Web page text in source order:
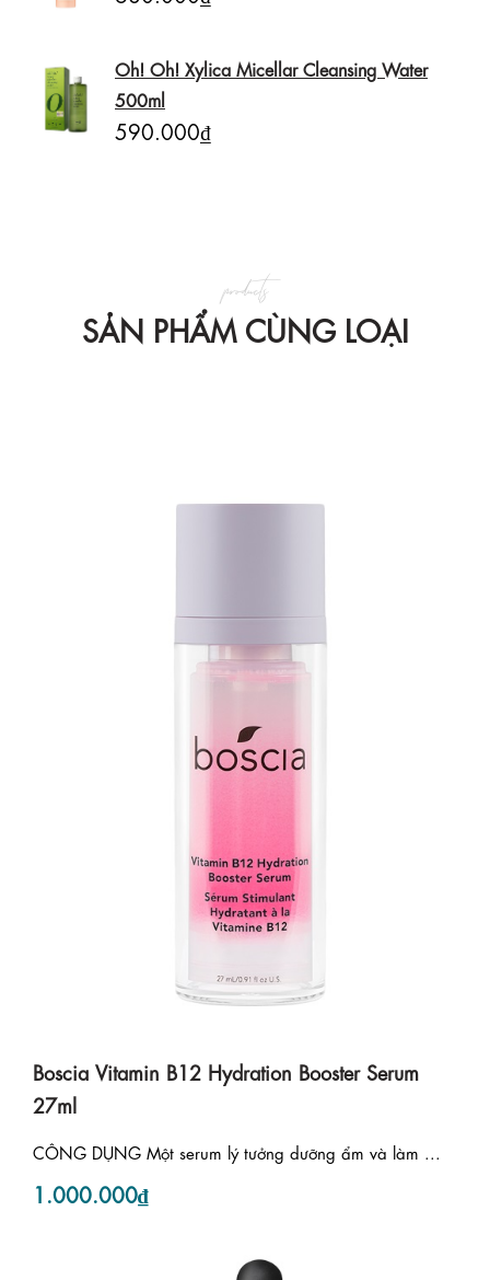
Oh! Oh! Xylica Micellar Cleansing Water
500ml
590.000₫
SẢN PHẨM CÙNG LOẠI
products
Boscia Vitamin B12 Hydration Booster Serum
27ml
CÔNG DỤNG Một serum lý tưởng dưỡng ẩm và làm ...
1.000.000₫